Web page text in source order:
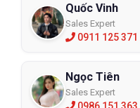
Quốc Vinh
Sales Expert
0911 125 371
Ngọc Tiên
Sales Expert